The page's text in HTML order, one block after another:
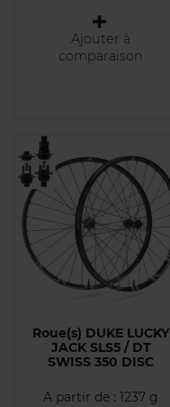
Ajouter à
comparaison
Roue(s) DUKE LUCKY
JACK SLS5 / DT
SWISS 350 DISC
A partir de : 1237 g